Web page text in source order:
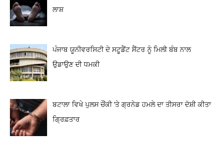
ਲਾਸ਼
ਪੰਜਾਬ ਯੂਨੀਵਰਸਿਟੀ ਦੇ ਸਟੂਡੈਂਟ ਸੈਂਟਰ ਨੂੰ ਮਿਲੀ ਬੰਬ ਨਾਲ
ਉਡਾਉਣ ਦੀ ਧਮਕੀ
ਬਟਾਲਾ ਵਿਖੇ ਪੁਲਸ ਚੌਂਕੀ ‘ਤੇ ਗ੍ਰਨੇਡ ਹਮਲੇ ਦਾ ਤੀਸਰਾ ਦੋਸ਼ੀ ਕੀਤਾ
ਗ੍ਰਿਫ਼ਤਾਰ